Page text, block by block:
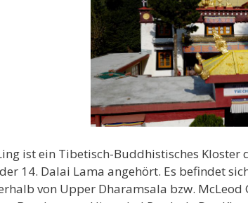
ist ein Tibetisch-Buddhistisches Kloster
14. Dalai Lama angehört. Es befindet
von Upper Dharamsala bzw. McLeod